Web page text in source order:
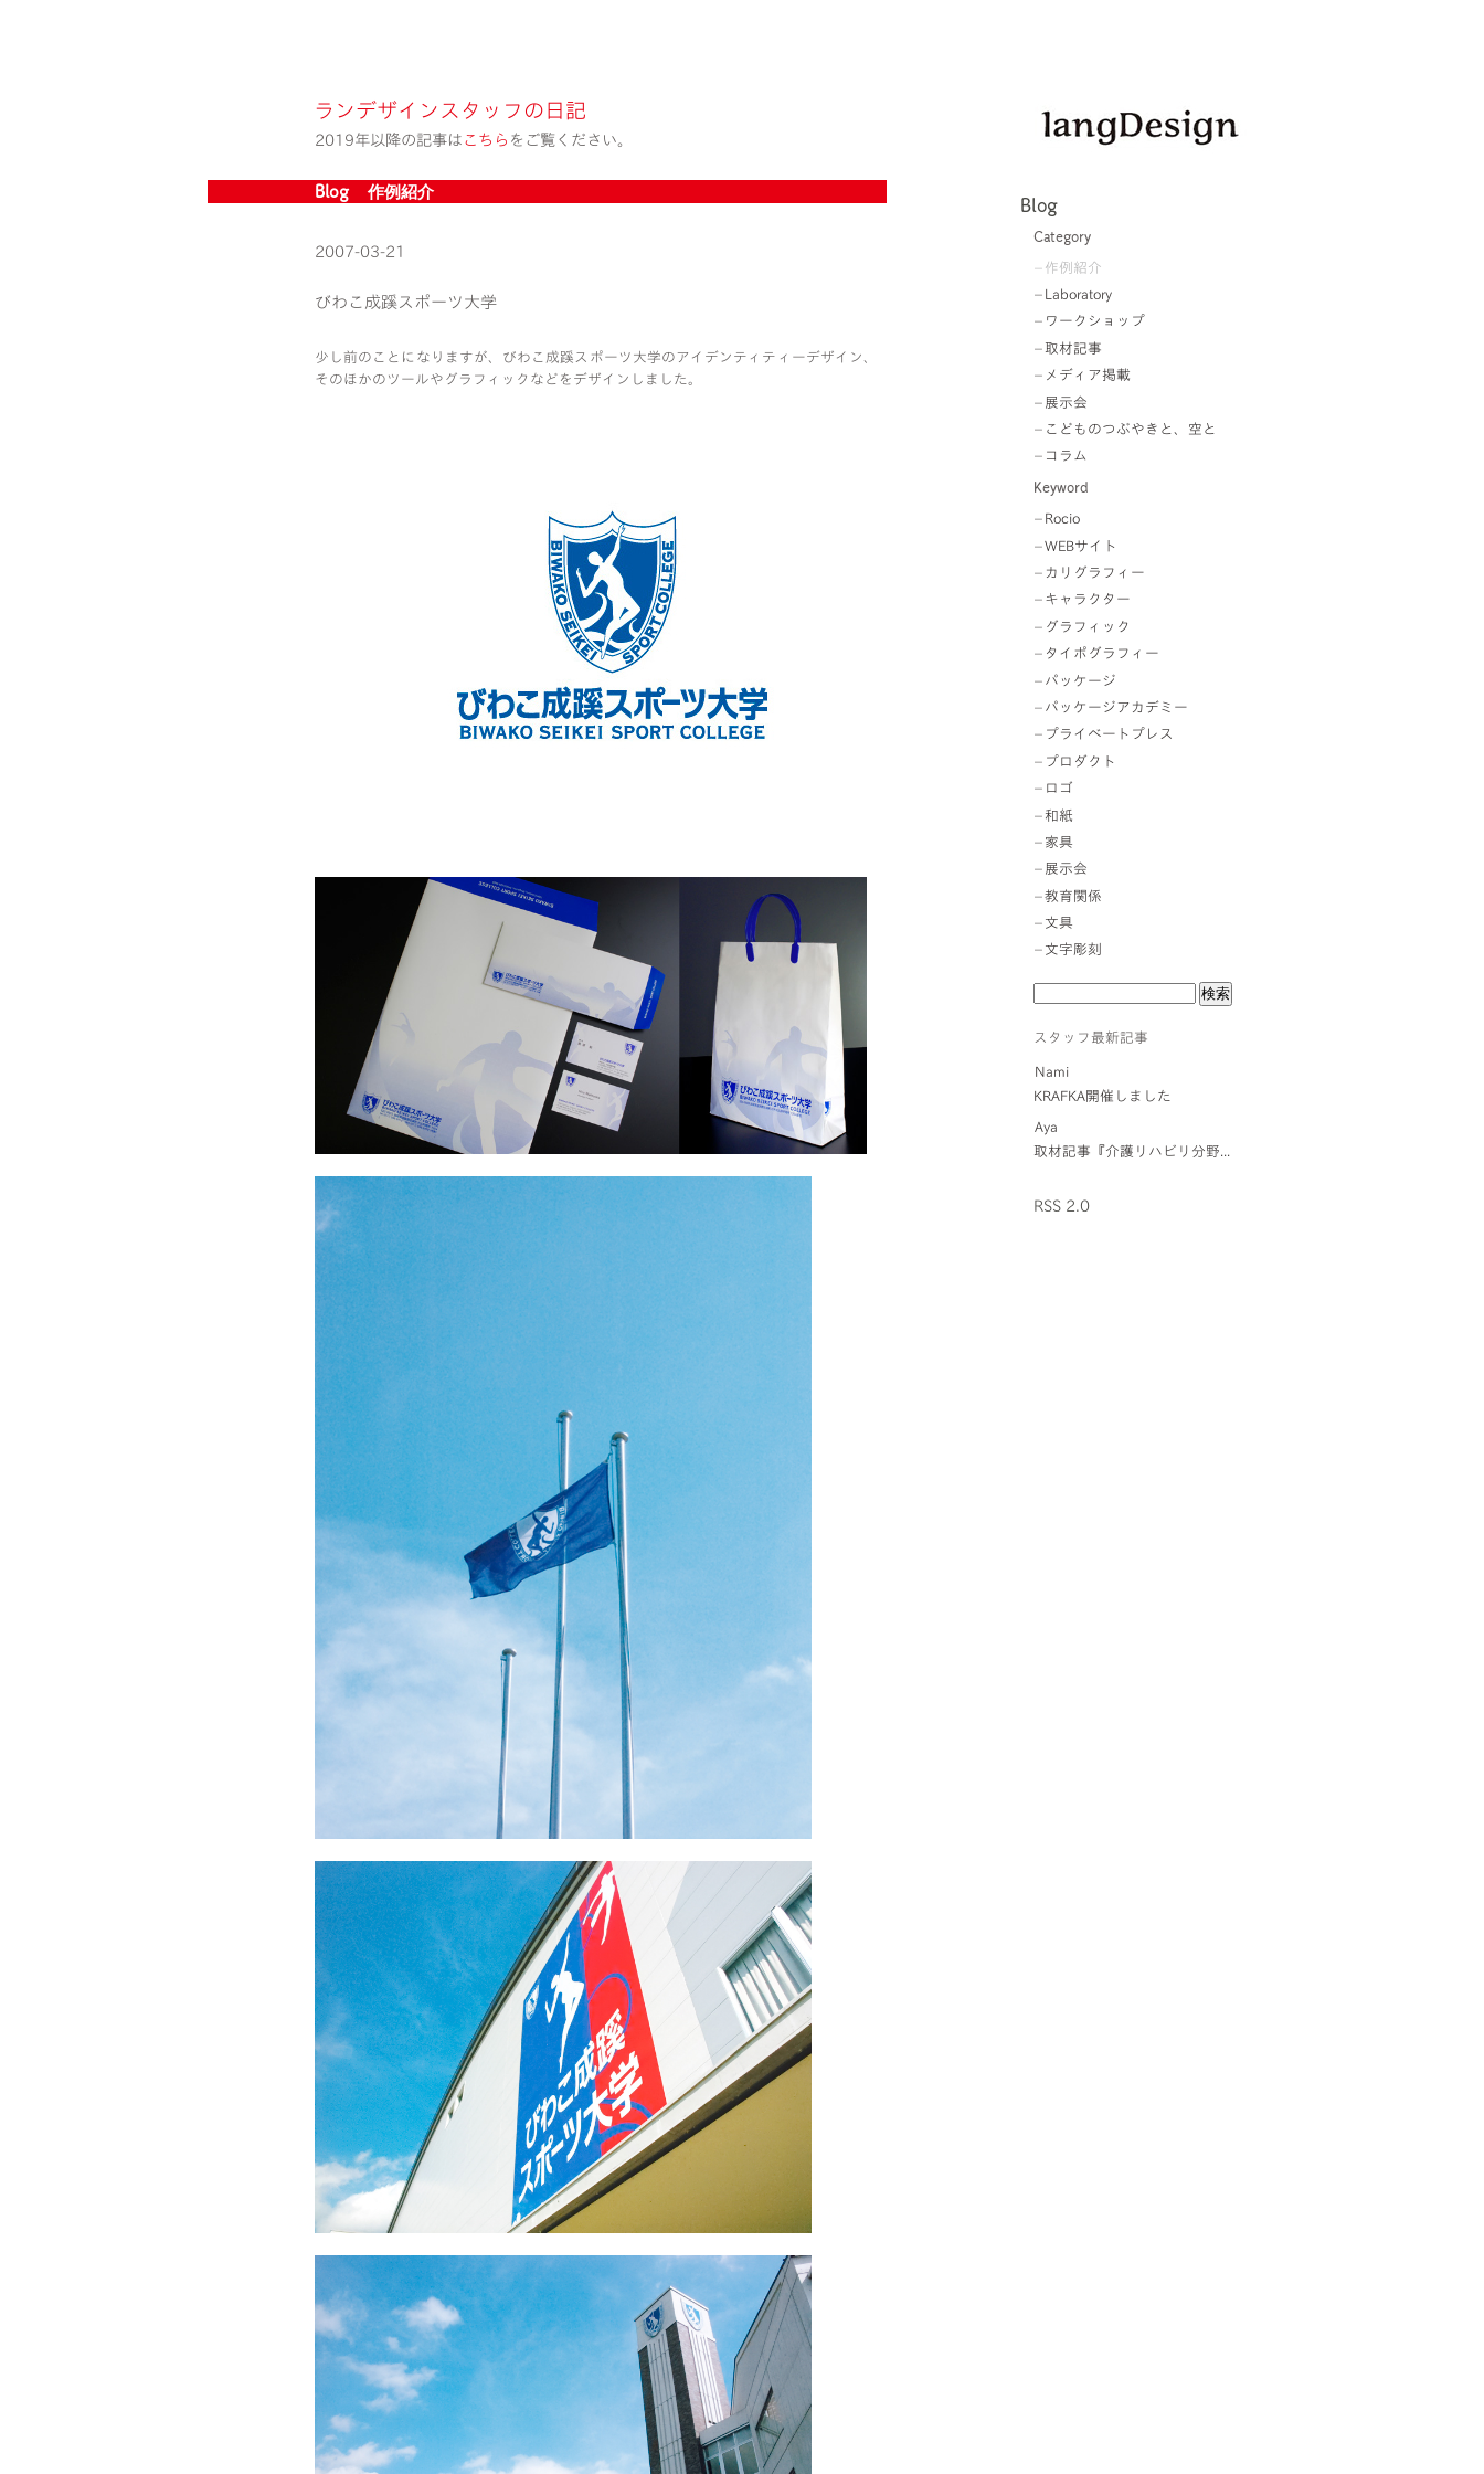
ランデザインスタッフの日記
2019年以降の記事は こちら をご覧ください。
Blog » 作例紹介
2007-03-21
びわこ成蹊スポーツ大学
少し前のことになりますが、びわこ成蹊スポーツ大学のアイデンティティーデザイン、
そのほかのツールやグラフィックなどをデザインしました。
Blog
Category
作例紹介
Laboratory
ワークショップ
取材記事
メディア掲載
展示会
こどものつぶやきと、空と
コラム
Keyword
Rocio
WEBサイト
カリグラフィー
キャラクター
グラフィック
タイポグラフィー
パッケージ
パッケージアカデミー
プライベートプレス
プロダクト
ロゴ
和紙
家具
展示会
教育関係
文具
文字彫刻
スタッフ最新記事
Nami
KRAFKA開催しました
Aya
取材記事『介護リハビリ分野...
RSS 2.0